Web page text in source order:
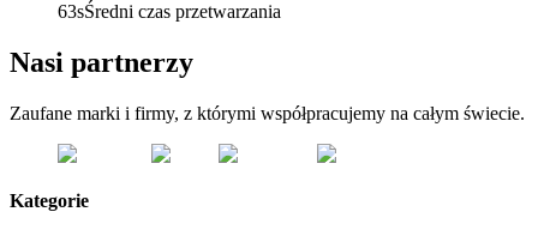
63sŚredni czas przetwarzania
Nasi partnerzy
Zaufane marki i firmy, z którymi współpracujemy na całym świecie.
Kategorie